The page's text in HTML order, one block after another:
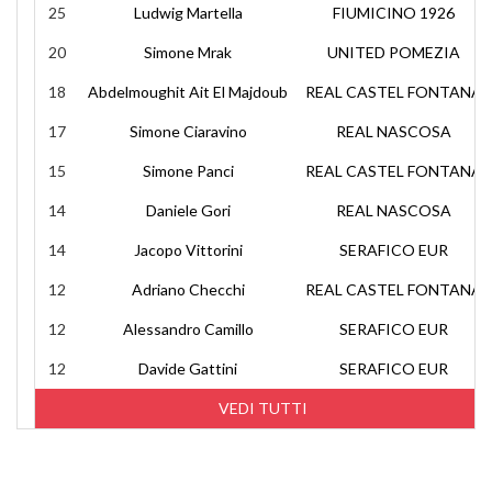
VEDI TUTTI
25 Ludwig Martella FIUMICINO 1926
20 Simone Mrak UNITED POMEZIA
18 Abdelmoughit Ait El Majdoub REAL CASTEL FONTANA
17 Simone Ciaravino REAL NASCOSA
15 Simone Panci REAL CASTEL FONTANA
14 Daniele Gori REAL NASCOSA
14 Jacopo Vittorini SERAFICO EUR
12 Adriano Checchi REAL CASTEL FONTANA
12 Alessandro Camillo SERAFICO EUR
12 Davide Gattini SERAFICO EUR